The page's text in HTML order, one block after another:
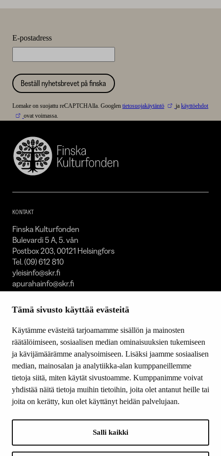
Tämä sivusto käyttää evästeitä
Käytämme evästeitä tarjoamamme sisällön ja mainosten
räätälöimiseen, sosiaalisen median ominaisuuksien tukemiseen
ja kävijämäärämme analysoimiseen. Lisäksi jaamme sosiaalisen
median, mainosalan ja analytiikka-alan kumppaneillemme
tietoja siitä, miten käytät sivustoamme. Kumppanimme voivat
yhdistää näitä tietoja muihin tietoihin, joita olet antanut heille tai
joita on kerätty, kun olet käyttänyt heidän palvelujaan.
Salli kaikki
Finska
SKR
E-postadress
Beställ nyhetsbrevet på finska
Lomake on suojattu reCAPTCHAlla. Googlen tietosuojakäytäntö jakäyttöehdot
ovat voimassa.
Finska
Kulturfonden
KONTAKT
Finska Kulturfonden
Bulevardi 5 A, 5. vån
Postbox 203, 00121 Helsingfors
Tel. (09) 612 810
yleisinfo@skr.fi
apurahainfo@skr.fi
FOOTER MENU SVENSKA
Kontakt
Stipendier och priser
Verksamhet
Om oss
Donationer och testamenten
YouTube